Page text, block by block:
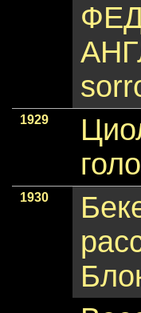
1929
1930